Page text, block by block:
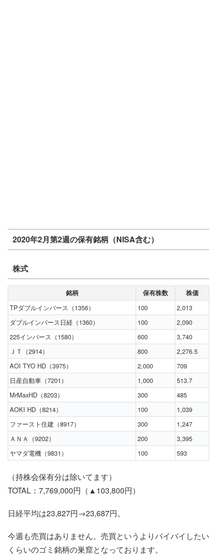
2020年2月第2週の保有銘柄（NISA含む）
株式
銘柄 保有株数 株価
TPダブルインバース（1356） 100
2,013
ダブルインバース日経（1360）
100
2,090
225インバース（1580）
600
3,740
ＪＴ（2914）
800
2,276.5
AOI TYO HD（3975）
2,000
709
日産自動車（7201）
1,000
513.7
MrMaxHD（8203）
300
485
AOKI HD（8214）
100
1,039
ファースト住建（8917）
300
1,247
ＡＮＡ（9202）
200
3,395
ヤマダ電機（9831）
100 593
（持株会保有分は除いてます）
TOTAL：7,769,000円（▲103,800円）
日経平均は23,827円→23,687円。
今週も売買はありません。売買というよりバイバイしたい
くらいのゴミ銘柄の巣窟となっております。